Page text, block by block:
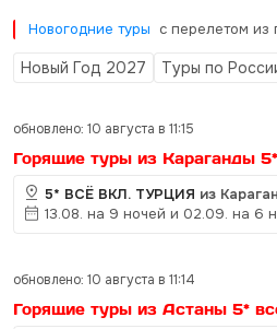
Новогодние туры с перелетом из
Новый Год 2027 Туры по
Горящие туры из Караганды
обновлено: 10 августа в 11:15
5* ВСЁ ВКЛ. ТУРЦИЯ из
13.08. на 9 ночей и 02.09. на 6
Горящие туры из Астаны 5*
обновлено: 10 августа в 11:14